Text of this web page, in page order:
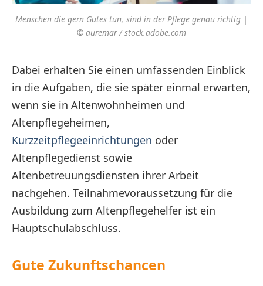
Menschen die gern Gutes tun, sind in der Pflege genau richtig |
© auremar / stock.adobe.com
Dabei erhalten Sie einen umfassenden Einblick
in die Aufgaben, die sie später einmal erwarten,
wenn sie in Altenwohnheimen und
Altenpflegeheimen,
Kurzzeitpflegeeinrichtungen oder
Altenpflegedienst sowie
Altenbetreuungsdiensten ihrer Arbeit
nachgehen. Teilnahmevoraussetzung für die
Ausbildung zum Altenpflegehelfer ist ein
Hauptschulabschluss.
Gute Zukunftschancen